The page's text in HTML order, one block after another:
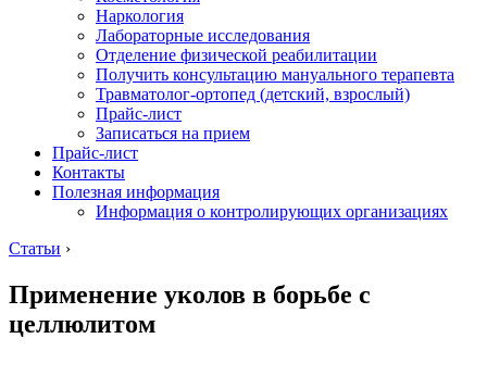
Наркология
Лабораторные исследования
Отделение физической реабилитации
Получить консультацию мануального терапевта
Травматолог-ортопед (детский, взрослый)
Прайс-лист
Записаться на прием
Прайс-лист
Контакты
Полезная информация
Информация о контролирующих организациях
Статьи ›
Применение уколов в борьбе с
целлюлитом